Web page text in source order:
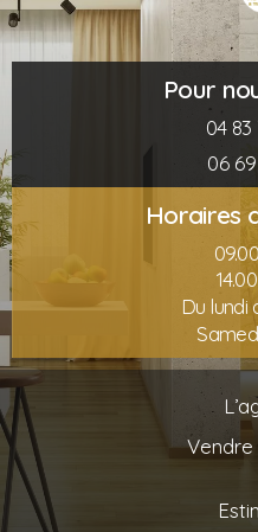
Pour
04 83
06 69
Horaires
Du lundi